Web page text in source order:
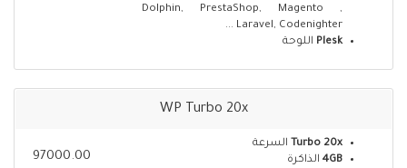
Dolphin, PrestaShop, Magento ,
Laravel, Codenighter ...
Plesk اللوحة
WP Turbo 20x
Turbo 20x السرعة
4GB الذاكرة
97000.00